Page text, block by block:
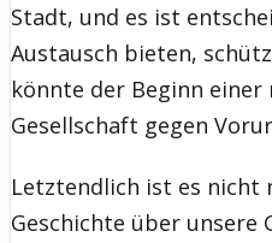
Stadt, und es ist
Austausch bieten,
könnte der Beginn
Gesellschaft gegen
Letztendlich ist es nicht
Geschichte über unsere